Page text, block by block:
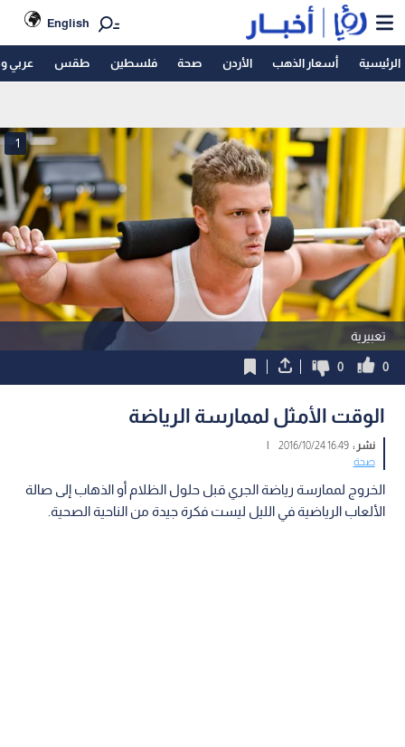
English
الرئيسية أسعار الذهب الأردن صحة فلسطين طقس عربي
تعبيرية
1
0
0
الوقت الأمثل لممارسة الرياضة
نشر :16:49 2016/10/24
|
صحة
الخروج لممارسة رياضة الجري قبل حلول الظلام أو الذهاب إلى صالة
الألعاب الرياضية في الليل ليست فكرة جيدة من الناحية الصحية.